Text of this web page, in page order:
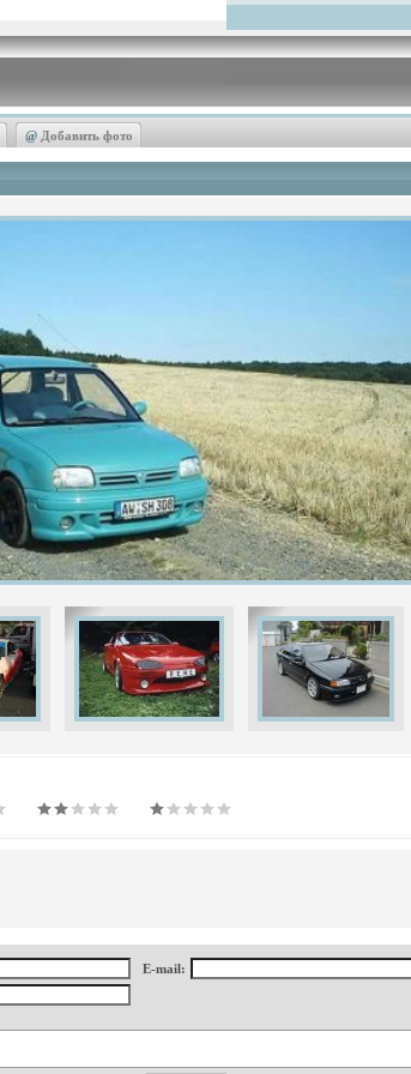
@ Добавить фото
E-mail: